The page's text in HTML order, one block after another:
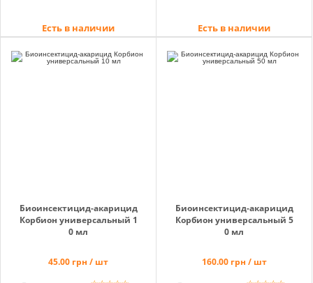
Есть в наличии Есть в наличии
Биоинсектицид-акарицид
Корбион универсальный 1
0 мл
45.00 грн / шт
Биоинсектицид-акарицид
Корбион универсальный 5
0 мл
160.00 грн / шт